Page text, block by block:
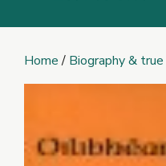
Home/ Biography &